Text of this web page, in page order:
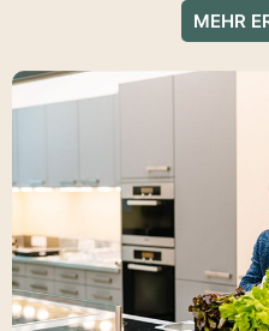
MEHR